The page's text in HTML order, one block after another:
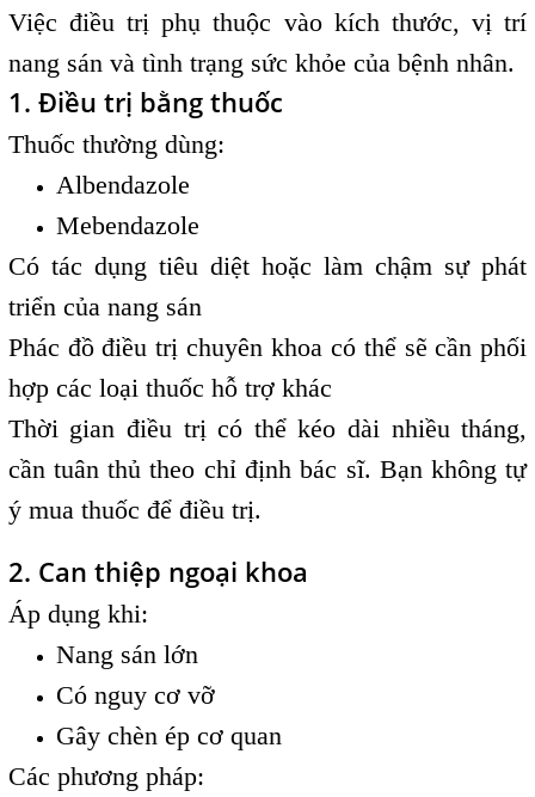
Việc điều trị phụ thuộc vào kích thước, vị trí
nang sán và tình trạng sức khỏe của bệnh nhân.
1. Điều trị bằng thuốc
Thuốc thường dùng:
Albendazole
Mebendazole
Có tác dụng tiêu diệt hoặc làm chậm sự phát
triển của nang sán
Phác đồ điều trị chuyên khoa có thể sẽ cần phối
hợp các loại thuốc hỗ trợ khác
Thời gian điều trị có thể kéo dài nhiều tháng,
cần tuân thủ theo chỉ định bác sĩ. Bạn không tự
ý mua thuốc để điều trị.
2. Can thiệp ngoại khoa
Áp dụng khi:
Nang sán lớn
Có nguy cơ vỡ
Gây chèn ép cơ quan
Các phương pháp: